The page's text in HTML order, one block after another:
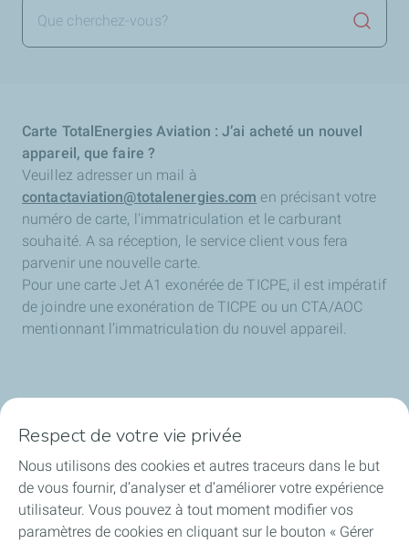
Carte TotalEnergies Aviation : J’ai acheté un nouvel
appareil, que faire ?
Veuillez adresser un mail à
contactaviation@totalenergies.com en précisant votre
numéro de carte, l'immatriculation et le carburant
souhaité. A sa réception, le service client vous fera
parvenir une nouvelle carte.
Pour une carte Jet A1 exonérée de TICPE, il est impératif
de joindre une exonération de TICPE ou un CTA/AOC
mentionnant l’immatriculation du nouvel appareil.
Accueil
Offre carburant
Respect de votre vie privée
Nous utilisons des cookies et autres traceurs dans le but
de vous fournir, d’analyser et d’améliorer votre expérience
utilisateur. Vous pouvez à tout moment modifier vos
paramètres de cookies en cliquant sur le bouton « Gérer